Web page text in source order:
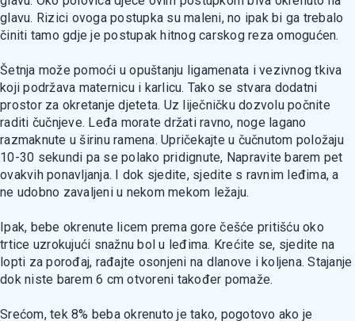
glavu. Rizici ovoga postupka su maleni, no ipak bi ga trebalo
činiti tamo gdje je postupak hitnog carskog reza omogućen.
Šetnja može pomoći u opuštanju ligamenata i vezivnog tkiva
koji podržava maternicu i karlicu. Tako se stvara dodatni
prostor za okretanje djeteta. Uz liječničku dozvolu počnite
raditi čučnjeve. Leđa morate držati ravno, noge lagano
razmaknute u širinu ramena. Upričekajte u čučnutom položaju
10-30 sekundi pa se polako pridignute, Napravite barem pet
ovakvih ponavljanja. I dok sjedite, sjedite s ravnim leđima, a
ne udobno zavaljeni u nekom mekom ležaju.
Ipak, bebe okrenute licem prema gore češće pritišću oko
trtice uzrokujući snažnu bol u leđima. Krećite se, sjedite na
lopti za porođaj, rađajte osonjeni na dlanove i koljena. Stajanje
dok niste barem 6 cm otvoreni također pomaže.
Srećom, tek 8% beba okrenuto je tako, pogotovo ako je